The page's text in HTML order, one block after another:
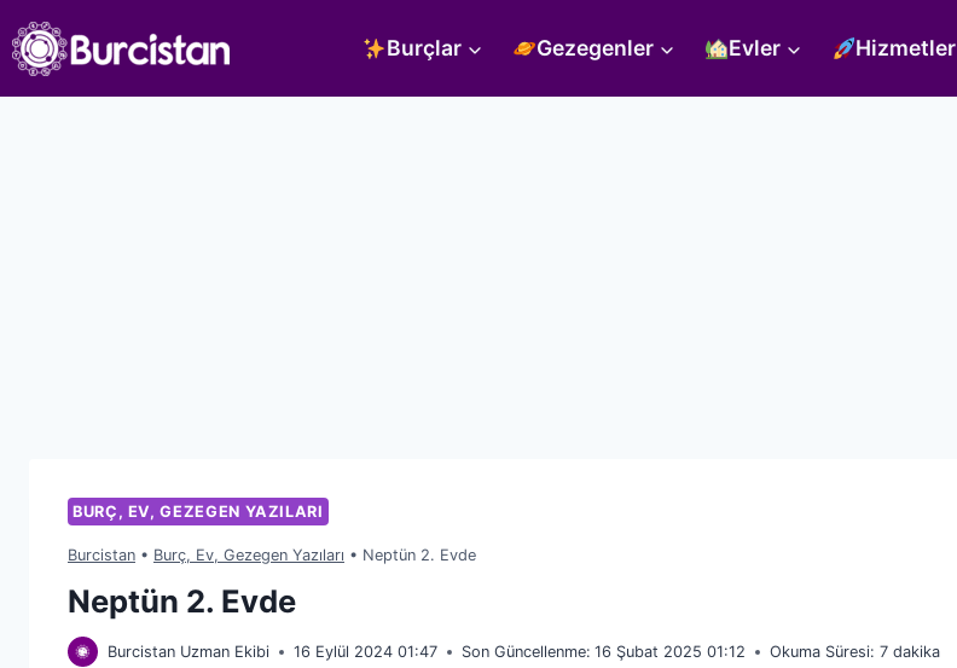
to
content
Burçlar Gezegenler Evler Hizmetler
BURÇ, EV, GEZEGEN YAZILARI
Burcistan • Burç, Ev, Gezegen Yazıları • Neptün 2. Evde
Neptün 2. Evde
Burcistan Uzman Ekibi 16 Eylül 2024 01:47 Son Güncellenme: 16 Şubat 2025 01:12 Okuma Süresi: 7dakika